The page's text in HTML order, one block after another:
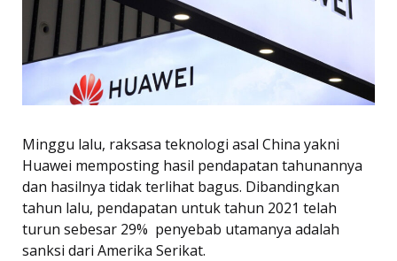
Minggu lalu, raksasa teknologi asal China yakni
Huawei memposting hasil pendapatan tahunannya
dan hasilnya tidak terlihat bagus. Dibandingkan
tahun lalu, pendapatan untuk tahun 2021 telah
turun sebesar 29%  penyebab utamanya adalah
sanksi dari Amerika Serikat.